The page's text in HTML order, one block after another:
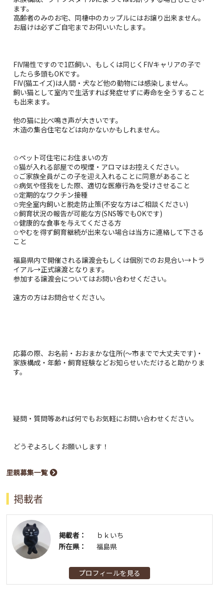
ます。
高齢者のみのお宅、同棲中のカップルにはお譲り出来ません。
お届けは必ずご自宅までお伺いいたします。
FIV陽性ですので1匹飼い、もしくは同じくFIVキャリアの子で
したら多頭もOKです。
FIV(猫エイズ)は人間・犬など他の動物には感染しません。
飼い猫として室内で生活すれば発症せずに寿命を全うすること
も出来ます。
他の猫に比べ鳴き声が大きいです。
木造の集合住宅などは向かないかもしれません。
✩ペット可住宅にお住まいの方
✩猫が入れる部屋での喫煙・アロマはお控えください。
✩ご家族全員がこの子を迎え入れることに同意があること
✩病気や怪我をした際、適切な医療行為を受けさせること
✩定期的なワクチン接種
✩完全室内飼いと脱走防止策(不安な方はご相談ください)
✩飼育状況の報告が可能な方(SNS等でもOKです)
✩健康的な食事を与えてくださる方
✩やむを得ず飼育継続が出来ない場合は当方に連絡して下さる
こと
福島県内で開催される譲渡会もしくは個別でのお見合い→トラ
イアル→正式譲渡となります。
参加する譲渡会についてはお問い合わせください。
遠方の方はお問合せください。
応募の際、お名前・おおまかな住所(～市までで大丈夫です)・
家族構成・年齢・飼育経験などお知らせいただけると助かりま
す。
疑問・質問等あれば何でもお気軽にお問い合わせください。
どうぞよろしくお願いします！
里親募集一覧
掲載者
掲載者：
ｂｋいち
所在県：
福島県
プロフィールを見る